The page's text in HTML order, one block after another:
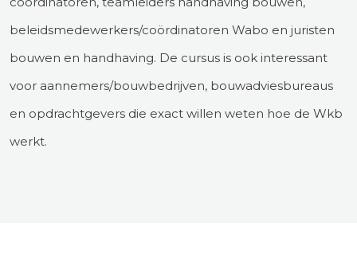
beleidsmedewerkers/coördinatoren Wabo en juristen
bouwen en handhaving. De cursus is ook interessant
voor aannemers/bouwbedrijven, bouwadviesbureaus
en opdrachtgevers die exact willen weten hoe de Wkb
werkt.